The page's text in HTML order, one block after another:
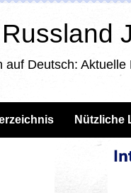
Russland
auf Deutsch:
Nützliche